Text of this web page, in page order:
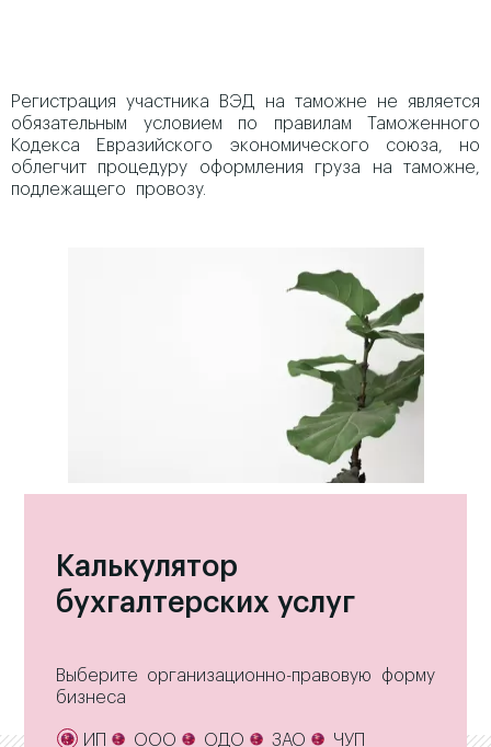
Регистрация участника ВЭД на таможне не является
обязательным условием по правилам Таможенного
Кодекса Евразийского экономического союза, но
облегчит процедуру оформления груза на таможне,
подлежащего провозу.
Калькулятор
бухгалтерских услуг
Выберите организационно-правовую форму
бизнеса
ИП ООО ОДО ЗАО ЧУП